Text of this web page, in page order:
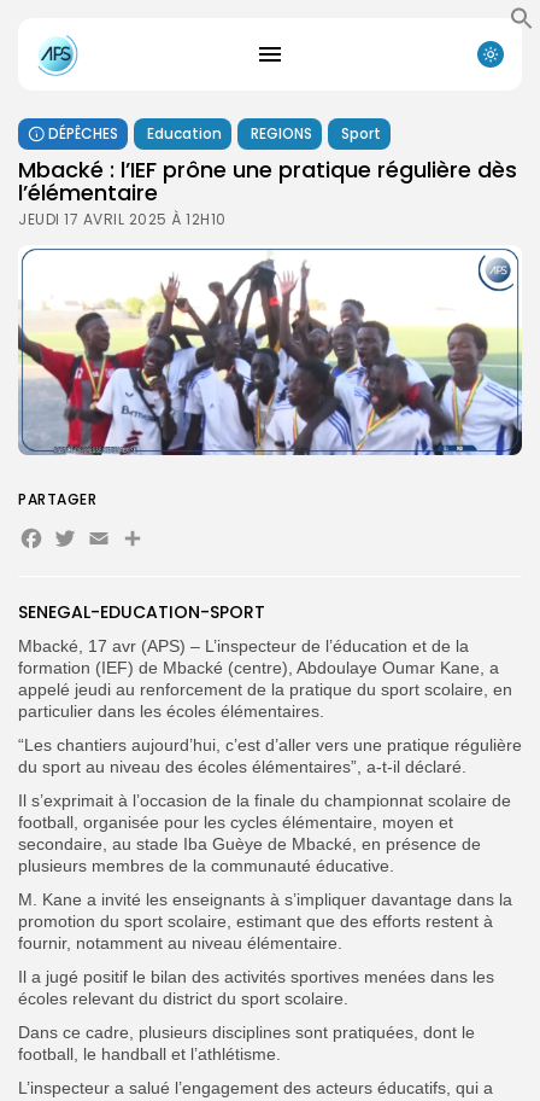
for:
FR
DÉPÊCHES Education REGIONS Sport
Mbacké : l’IEF prône une pratique régulière dès
l’élémentaire
JEUDI 17 AVRIL 2025 À 12H10
SENEGAL-EDUCATION-SPORT
Mbacké, 17 avr (APS) – L’inspecteur de l’éducation et de la
formation (IEF) de Mbacké (centre), Abdoulaye Oumar Kane, a
appelé jeudi au renforcement de la pratique du sport scolaire, en
particulier dans les écoles élémentaires.
“Les chantiers aujourd’hui, c’est d’aller vers une pratique régulière
du sport au niveau des écoles élémentaires”, a-t-il déclaré.
Il s’exprimait à l’occasion de la finale du championnat scolaire de
football, organisée pour les cycles élémentaire, moyen et
secondaire, au stade Iba Guèye de Mbacké, en présence de
plusieurs membres de la communauté éducative.
M. Kane a invité les enseignants à s’impliquer davantage dans la
promotion du sport scolaire, estimant que des efforts restent à
fournir, notamment au niveau élémentaire.
Il a jugé positif le bilan des activités sportives menées dans les
écoles relevant du district du sport scolaire.
Dans ce cadre, plusieurs disciplines sont pratiquées, dont le
football, le handball et l’athlétisme.
L’inspecteur a salué l’engagement des acteurs éducatifs, qui a
PARTAGER
Facebook
Twitter
EmailPartager